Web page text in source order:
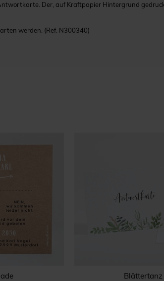
Der, auf Kraftpapier Hintergrund
werden. (Ref. N300340)
Blättertanz